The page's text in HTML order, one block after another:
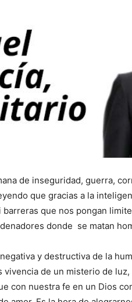
de inseguridad, guerra,
que gracias a la
que nos pongan
donde se matan
y destructiva de la
vivencia de un misterio de
con nuestra fe en un Dios